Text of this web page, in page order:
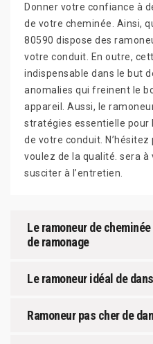
Donner votre confiance à
de votre cheminée. Ainsi,
80590 dispose des
votre conduit. En outre,
indispensable dans le but
anomalies qui freinent le
appareil. Aussi, le
stratégies essentielle pour
de votre conduit.
voulez de la qualité. sera
susciter à l’entretien.
Le ramoneur de
de ramonage
Le ramoneur idéal de
Ramoneur pas cher de